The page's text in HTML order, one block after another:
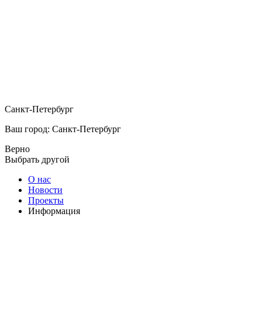
Санкт-Петербург
Ваш город: Санкт-Петербург
Верно
Выбрать другой
О нас
Новости
Проекты
Информация